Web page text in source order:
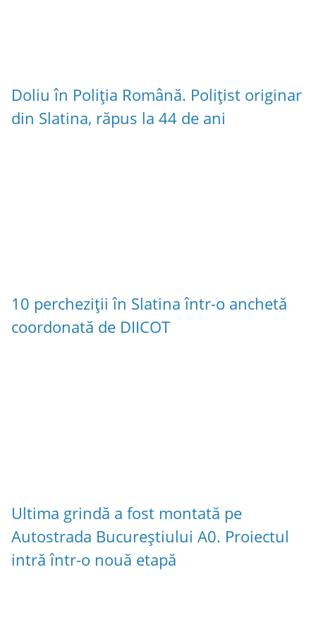
Doliu în Poliția Română. Polițist originar
din Slatina, răpus la 44 de ani
10 percheziții în Slatina într-o anchetă
coordonată de DIICOT
Ultima grindă a fost montată pe
Autostrada Bucureștiului A0. Proiectul
intră într-o nouă etapă